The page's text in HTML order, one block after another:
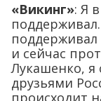
«Викинг»: Я
и сейчас
Лукашенко,
друзьями